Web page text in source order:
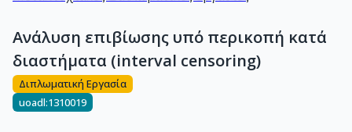
Ανάλυση επιβίωσης υπό περικοπή κατά
διαστήματα (interval censoring)
Διπλωματική Εργασία
uoadl:1310019